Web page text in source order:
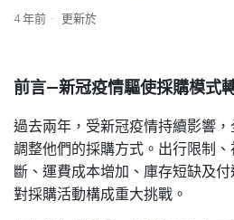
4 年前 更新於
前言—新冠疫情驅使採購模式
過去兩年，受新冠疫情持續影響
調整他們的採購方式。出行限制
斷、運費成本增加、庫存短缺及
對採購活動構成重大挑戰。